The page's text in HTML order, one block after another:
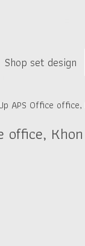
Shop set design
APS Office office,
office,